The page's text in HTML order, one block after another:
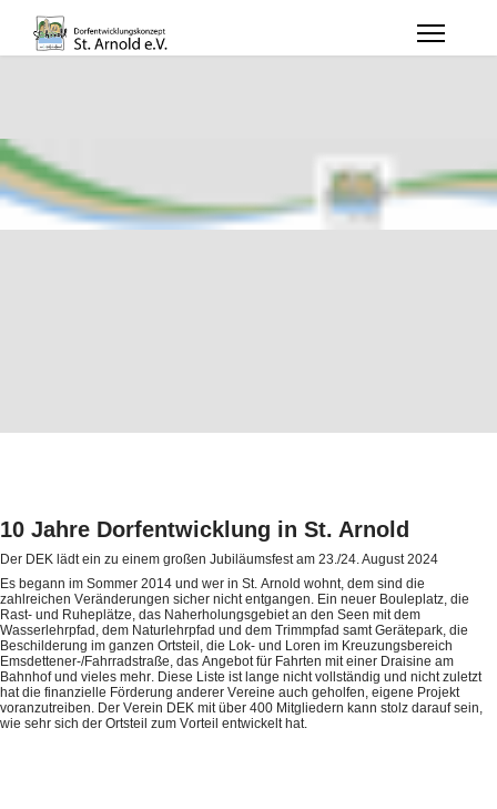
10 Jahre Dorfentwicklung in St. Arnold
Der DEK lädt ein zu einem großen Jubiläumsfest am 23./24. August 2024
Es begann im Sommer 2014 und wer in St. Arnold wohnt, dem sind die
zahlreichen Veränderungen sicher nicht entgangen. Ein neuer Bouleplatz, die
Rast- und Ruheplätze, das Naherholungsgebiet an den Seen mit dem
Wasserlehrpfad, dem Naturlehrpfad und dem Trimmpfad samt Gerätepark, die
Beschilderung im ganzen Ortsteil, die Lok- und Loren im Kreuzungsbereich
Emsdettener-/Fahrradstraße, das Angebot für Fahrten mit einer Draisine am
Bahnhof und vieles mehr. Diese Liste ist lange nicht vollständig und nicht zuletzt
hat die finanzielle Förderung anderer Vereine auch geholfen, eigene Projekt
voranzutreiben. Der Verein DEK mit über 400 Mitgliedern kann stolz darauf sein,
wie sehr sich der Ortsteil zum Vorteil entwickelt hat.